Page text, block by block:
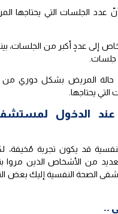
عدد الجلسات التي يحتاجها
إلى عددٍ أكبر من الجلسات،
حالة المريض بشكل دوري من
التي يحتاجها.
الدخول
قد يكون تجربة مُخيفة،
من الأشخاص الذين مروا
الصحة النفسية إليك بعض
..